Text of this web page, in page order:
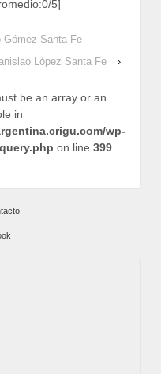
5]
Gómez Santa Fe
López Santa Fe
›
be an array or an
in
wp-
on line 399